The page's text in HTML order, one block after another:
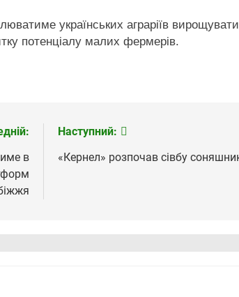
українських аграріїв
потенціалу малих фермерів.
в
Наступний:
«Кернел» розпочав сівбу